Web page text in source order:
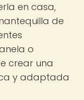
en casa,
de
o
crear una
y adaptada